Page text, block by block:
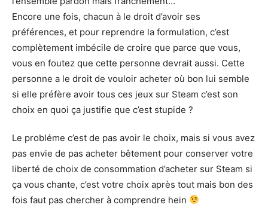
Encore une fois, chacun à le droit d’avoir ses
préférences, et pour reprendre la formulation, c’est
complètement imbécile de croire que parce que vous,
vous en foutez que cette personne devrait aussi. Cette
personne a le droit de vouloir acheter où bon lui semble
si elle préfère avoir tous ces jeux sur Steam c’est son
choix en quoi ça justifie que c’est stupide ?
Le probléme c’est de pas avoir le choix, mais si vous avez
pas envie de pas acheter bêtement pour conserver votre
liberté de choix de consommation d’acheter sur Steam si
ça vous chante, c’est votre choix après tout mais bon des
fois faut pas chercher à comprendre hein